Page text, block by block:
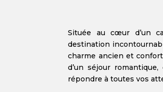
Située au cœur d’un
destination
charme ancien et
d’un séjour
répondre à toutes vos